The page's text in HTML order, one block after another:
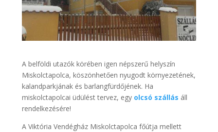
A belföldi utazók körében igen népszerű helyszín
Miskolctapolca, köszönhetően nyugodt környezetének,
kalandparkjának és barlangfürdőjének. Ha
miskolctapolcai üdülést tervez, egy olcsó szállás áll
rendelkezésére!
A Viktória Vendégház Miskolctapolca főútja mellett